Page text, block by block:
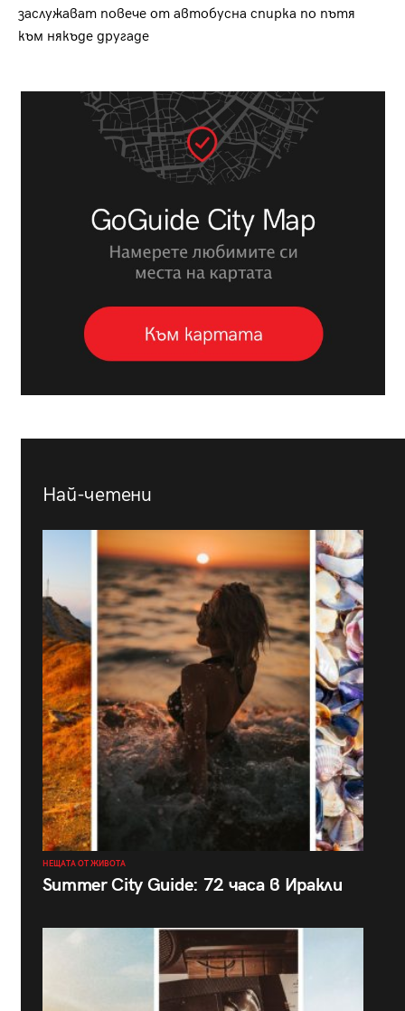
заслужават повече от автобусна спирка по пътя
към някъде другаде
Най-четени
НЕЩАТА ОТ ЖИВОТА
Summer City Guide: 72 часа в Иракли